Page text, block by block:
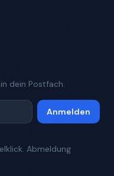
dein Postfach.
Anmelden
Abmeldung